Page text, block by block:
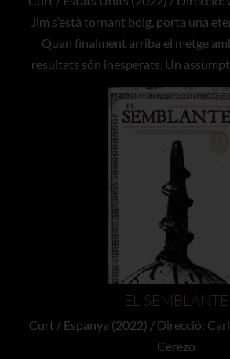
Jim s’està tornant boig, porta una
Quan finalment arriba el metge
resultats són inesperats. Un
EL SEMBLANTE
Curt / Espanya (2022) / Direcció:
Cerezo